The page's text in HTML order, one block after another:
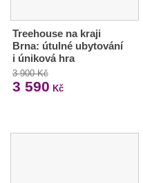
Treehouse na kraji
Brna: útulné ubytování
i úniková hra
3 900 Kč
3 590 Kč